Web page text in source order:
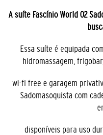
A suíte Fascínio World 02
Essa suíte é equipada
hidromassagem,
wi-fi free e garagem
Sadomasoquista com
disponíveis para uso